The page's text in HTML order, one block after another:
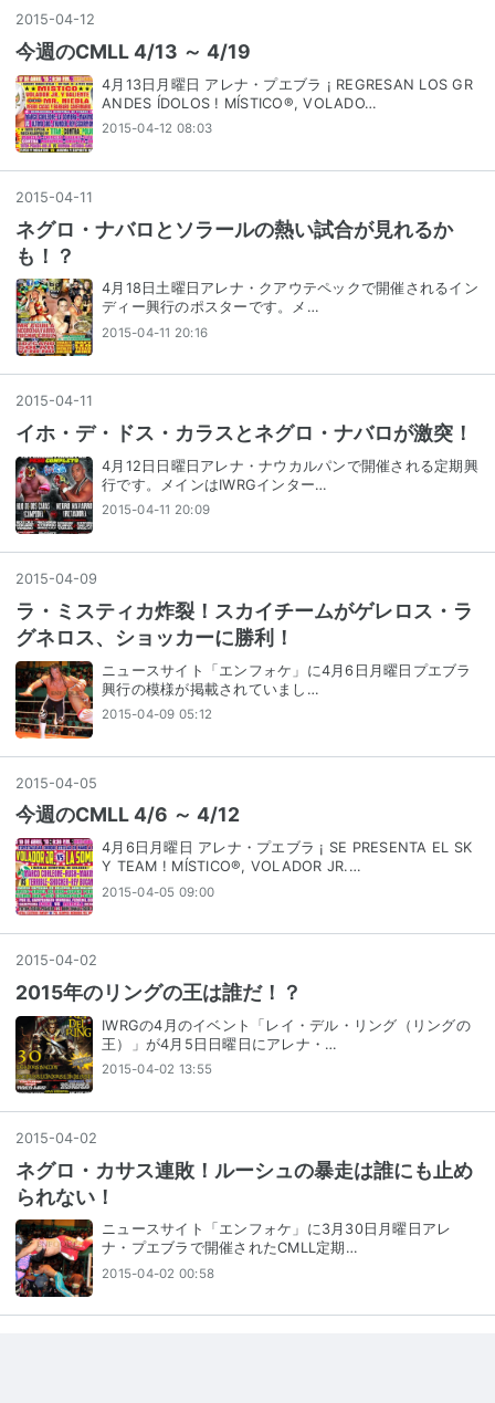
2015-04-12
今週のCMLL 4/13 ～ 4/19
4月13日月曜日 アレナ・プエブラ ¡ REGRESAN LOS GR
ANDES ÍDOLOS ! MÍSTICO®, VOLADO…
2015-04-12 08:03
2015-04-11
ネグロ・ナバロとソラールの熱い試合が見れるか
も！？
4月18日土曜日アレナ・クアウテペックで開催されるイン
ディー興行のポスターです。メ…
2015-04-11 20:16
2015-04-11
イホ・デ・ドス・カラスとネグロ・ナバロが激突！
4月12日日曜日アレナ・ナウカルパンで開催される定期興
行です。メインはIWRGインター…
2015-04-11 20:09
2015-04-09
ラ・ミスティカ炸裂！スカイチームがゲレロス・ラ
グネロス、ショッカーに勝利！
ニュースサイト「エンフォケ」に4月6日月曜日プエブラ
興行の模様が掲載されていまし…
2015-04-09 05:12
2015-04-05
今週のCMLL 4/6 ～ 4/12
4月6日月曜日 アレナ・プエブラ ¡ SE PRESENTA EL SK
Y TEAM ! MÍSTICO®, VOLADOR JR.…
2015-04-05 09:00
2015-04-02
2015年のリングの王は誰だ！？
IWRGの4月のイベント「レイ・デル・リング（リングの
王）」が4月5日日曜日にアレナ・…
2015-04-02 13:55
2015-04-02
ネグロ・カサス連敗！ルーシュの暴走は誰にも止め
られない！
ニュースサイト「エンフォケ」に3月30日月曜日アレ
ナ・プエブラで開催されたCMLL定期…
2015-04-02 00:58